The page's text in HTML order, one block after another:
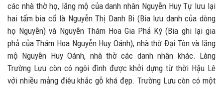
các nhà thờ họ, lăng mộ của danh nhân Nguyễn Huy Tự lưu lại
hai tấm bia cổ là Nguyễn Thị Danh Bi (Bia lưu danh của dòng
họ Nguyễn) và Nguyễn Thám Hoa Gia Phả Ký (Bia ghi lại gia
phả của Thám Hoa Nguyễn Huy Oánh), nhà thờ Đại Tôn và lăng
mộ Nguyễn Huy Oánh, nhà thờ các danh nhân khác. Làng
Trường Lưu còn có ngôi đình được khởi dựng từ thời Hậu Lê
với nhiều mảng điêu khắc gỗ khá đẹp. Trường Lưu còn có một